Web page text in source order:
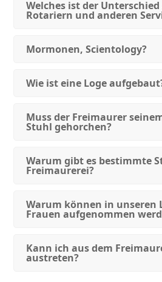
Welches ist der
Rotariern und anderen
Mormonen, Scientology?
Wie ist eine Loge
Muss der Freimaurer
Stuhl gehorchen?
Warum gibt es bestimmte
Freimaurerei?
Warum können in unseren
Frauen aufgenommen
Kann ich aus dem
austreten?